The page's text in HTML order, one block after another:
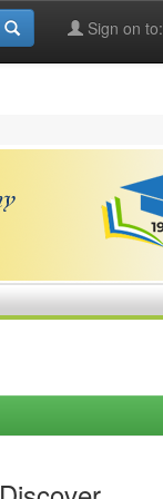
Sign on to: